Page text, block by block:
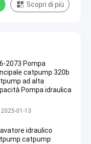
Scopri di più
2073 Pompa
catpump 320b
ad alta
Pompa idraulica
idrauliche
2025-01-13
idraulico
catpump